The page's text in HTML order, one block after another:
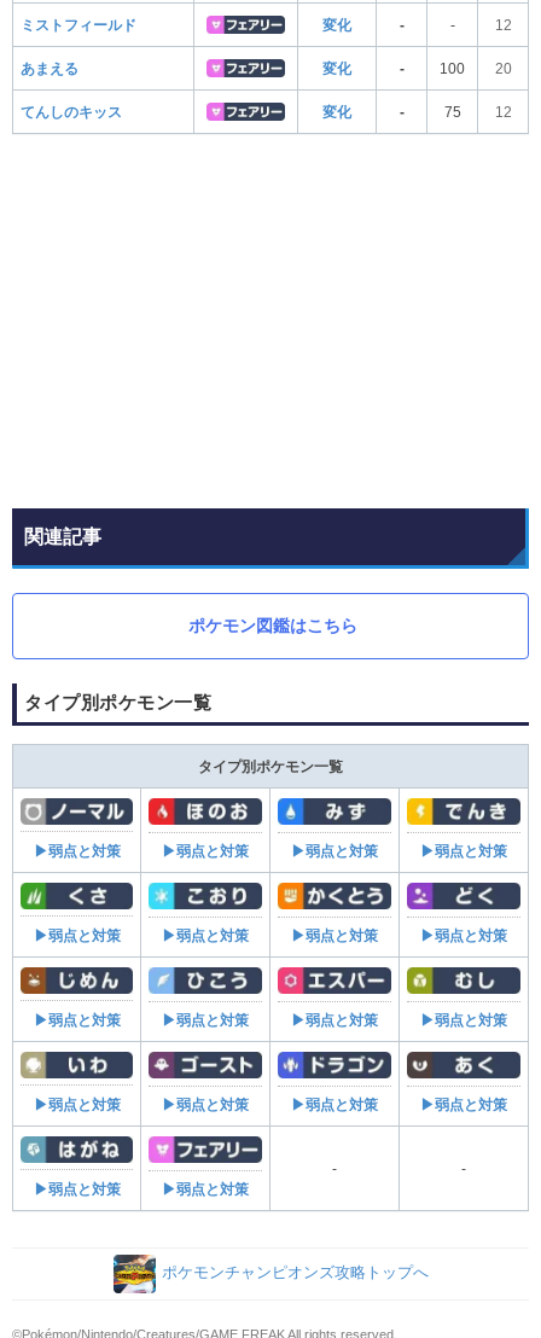
ミストフィールド 変化 - - 12
あまえる 変化 - 100 20
てんしのキッス 変化 - 75 12
関連記事
ポケモン図鑑はこちら
タイプ別ポケモン一覧
タイプ別ポケモン一覧
▶弱点と対策 ▶弱点と対策 ▶弱点と対策 ▶弱点と対策
▶弱点と対策 ▶弱点と対策 ▶弱点と対策 ▶弱点と対策
▶弱点と対策 ▶弱点と対策 ▶弱点と対策 ▶弱点と対策
▶弱点と対策 ▶弱点と対策 ▶弱点と対策 ▶弱点と対策
▶弱点と対策 ▶弱点と対策
- -
ポケモンチャンピオンズ攻略トップへ
©Pokémon/Nintendo/Creatures/GAME FREAK All rights reserved.